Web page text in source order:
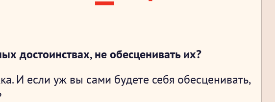
достоинствах, не обесценивать их?
И если уж вы сами будете себя обесценивать,